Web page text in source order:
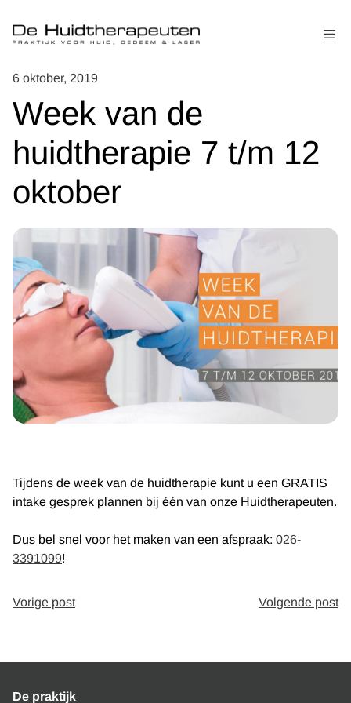
naar
de
6 oktober, 2019
Week van de
huidtherapie 7 t/m 12
oktober
Tijdens de week van de huidtherapie kunt u een GRATIS
intake gesprek plannen bij één van onze Huidtherapeuten.
Dus bel snel voor het maken van een afspraak: 026-
3391099!
Vorige post Volgende post
De praktijk